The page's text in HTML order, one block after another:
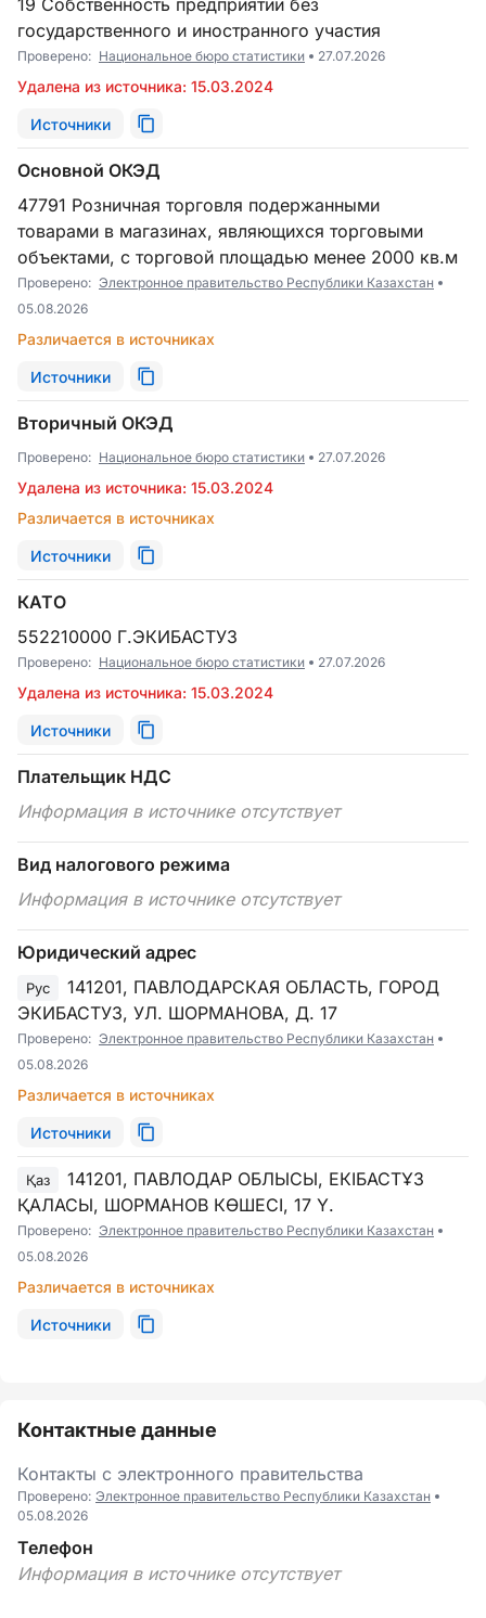
19 Собственность предприятий без
государственного и иностранного участия
Проверено: Национальное бюро статистики 27.07.2026
Удалена из источника: 15.03.2024
Источники
Основной ОКЭД
47791 Розничная торговля подержанными
товарами в магазинах, являющихся торговыми
объектами, с торговой площадью менее 2000 кв.м
Проверено: Электронное правительство Республики Казахстан
05.08.2026
Различается в источниках
Источники
Вторичный ОКЭД
Проверено: Национальное бюро статистики 27.07.2026
Удалена из источника: 15.03.2024
Различается в источниках
Источники
КАТО
552210000 Г.ЭКИБАСТУЗ
Проверено: Национальное бюро статистики 27.07.2026
Удалена из источника: 15.03.2024
Источники
Плательщик НДС
Информация в источнике отсутствует
Вид налогового режима
Информация в источнике отсутствует
Юридический адрес
Рус
141201, ПАВЛОДАРСКАЯ ОБЛАСТЬ, ГОРОД
ЭКИБАСТУЗ, УЛ. ШОРМАНОВА, Д. 17
Проверено: Электронное правительство Республики Казахстан
05.08.2026
Различается в источниках
Источники
Қаз
141201, ПАВЛОДАР ОБЛЫСЫ, ЕКІБАСТҰЗ
ҚАЛАСЫ, ШОРМАНОВ КӨШЕСІ, 17 Ү.
Проверено: Электронное правительство Республики Казахстан
05.08.2026
Различается в источниках
Источники
Контактные данные
Контакты с электронного правительства
Проверено: Электронное правительство Республики Казахстан
05.08.2026
Телефон
Информация в источнике отсутствует